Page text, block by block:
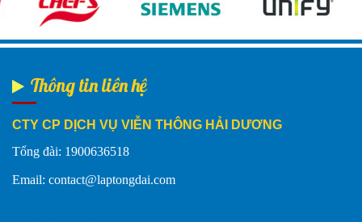
Thông tin liên hệ
CTY CP DỊCH VỤ VIỄN THÔNG HẢI DƯƠNG
Tổng đài: 1900636518
Email: contact@laptongdai.com